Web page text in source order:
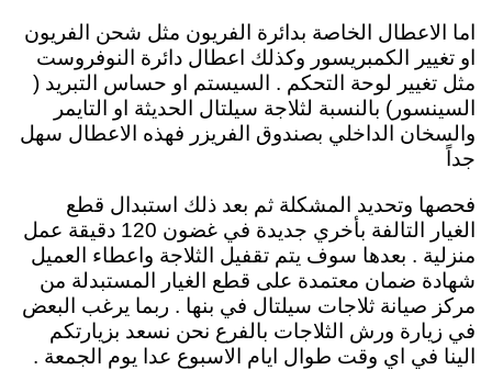
اما الاعطال الخاصة بدائرة الفريون مثل شحن الفريون
او تغيير الكمبريسور وكذلك اعطال دائرة النوفروست
مثل تغيير لوحة التحكم . السيستم او حساس التبريد (
السينسور) بالنسبة لثلاجة سيلتال الحديثة او التايمر
والسخان الداخلي بصندوق الفريزر فهذه الاعطال سهل
جداً
فحصها وتحديد المشكلة ثم بعد ذلك استبدال قطع
الغيار التالفة بأخري جديدة في غضون 120 دقيقة عمل
منزلية . بعدها سوف يتم تقفيل الثلاجة واعطاء العميل
شهادة ضمان معتمدة على قطع الغيار المستبدلة من
مركز صيانة ثلاجات سيلتال في بنها . ربما يرغب البعض
في زيارة ورش الثلاجات بالفرع نحن نسعد بزيارتكم
الينا في اي وقت طوال ايام الاسبوع عدا يوم الجمعة .